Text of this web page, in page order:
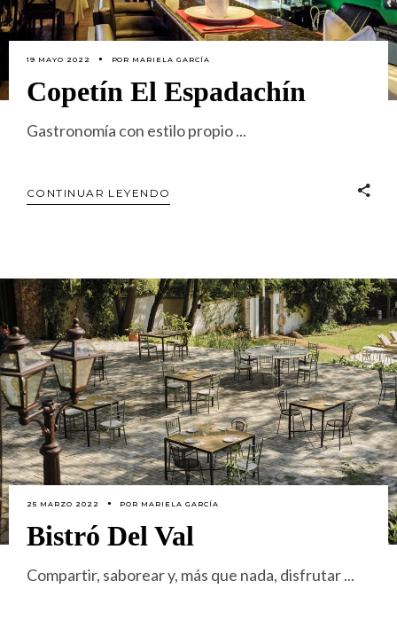
19 MAYO 2022 POR MARIELA GARCÍA
Copetín El Espadachín
Gastronomía con estilo propio
CONTINUAR LEYENDO
25 MARZO 2022 POR MARIELA GARCÍA
Bistró Del Val
Compartir, saborear y, más que nada, disfrutar